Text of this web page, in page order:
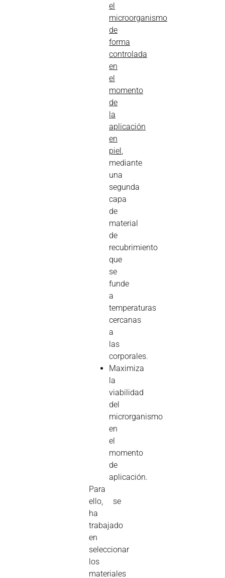
el
microorganismo
de
forma
controlada
en
el
momento
de
la
aplicación
en
piel
mediante
una
segunda
capa
de
material
de
recubrimiento
que
se
funde
a
temperaturas
cercanas
a
las
corporales.
Maximiza
la
viabilidad
del
microrganismo
en
el
momento
de
aplicación.
Para
ello, se
ha
trabajado
en
seleccionar
los
materiales